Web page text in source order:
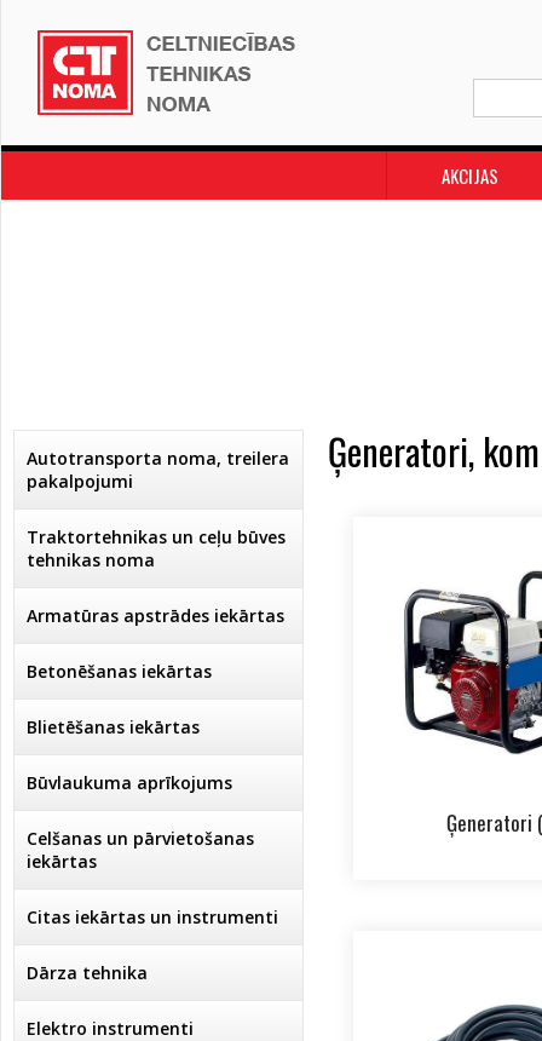
AKCIJAS
Autotransporta noma, treilera
pakalpojumi
Traktortehnikas un ceļu būves
tehnikas noma
Armatūras apstrādes iekārtas
Betonēšanas iekārtas
Blietēšanas iekārtas
Būvlaukuma aprīkojums
Celšanas un pārvietošanas
iekārtas
Citas iekārtas un instrumenti
Dārza tehnika
Elektro instrumenti
Ģeneratori,
Ģeneratori